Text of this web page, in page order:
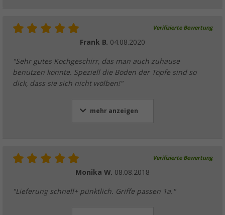
Verifizierte Bewertung
Frank B. 04.08.2020
"Sehr gutes Kochgeschirr, das man auch zuhause
benutzen könnte. Speziell die Böden der Töpfe sind so
dick, dass sie sich nicht wölben!"
mehr anzeigen
Verifizierte Bewertung
Monika W. 08.08.2018
"Lieferung schnell+ pünktlich. Griffe passen 1a."